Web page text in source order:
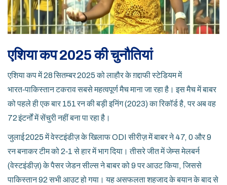
एशिया कप 2025 की चुनौतियां
एशिया कप में 28 सितम्बर 2025 को लाहौर केग़द्दाफी स्टेडियममें
भारत‑पाकिस्तान टकराव सबसे महत्वपूर्ण मैच माना जा रहा है। इस मैच में बाबर
को पहले ही एक बार 151 रन की बड़ी इनिंग (2023) का रिकॉर्ड है, पर अब वह
72 इंटर्नों में सेंचुरी नहीं बना पा रहा है।
जुलाई 2025 में वेस्टइंडीज़ के खिलाफ ODI सीरीज़ में बाबर ने 47, 0 और 9
रन बनाकर टीम को 2‑1 से हार में भाग दिया। तीसरे जीत में जेम्स मेलबर्न
(वेस्टइंडीज़) के पैसरजेडन सील्सने बाबर को 9 पर आउट किया, जिससे
पाकिस्तान 92 सभी आउट हो गया। यह असफलता शहजाद के बयान के बाद से